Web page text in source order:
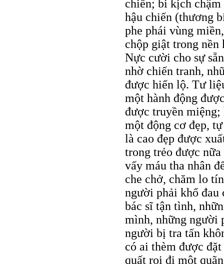
chiến; bi kịch
hậu chiến (thương
phe phái vùng
chộp giật trong nền
Nực cười cho sự
nhờ chiến tranh,
được hiển lộ. Tư
một hành động
được truyền miệng;
một động cơ đẹp,
là cao đẹp được
trong trẻo được
vấy máu tha nhân
che chở, chăm lo
người phải khổ đau
bác sĩ tận tình,
mình, những người
người bị tra tấn
có ai thèm được
quất roi đi một